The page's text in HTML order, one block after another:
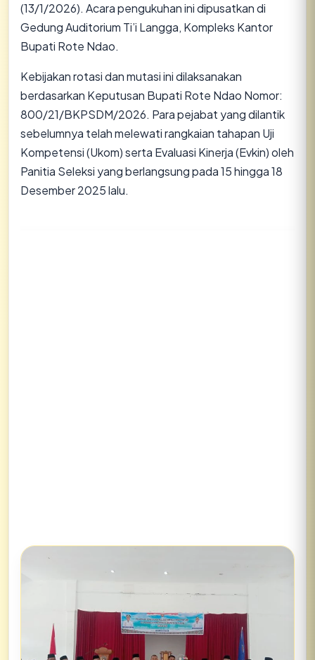
(13/1/2026). Acara pengukuhan ini dipusatkan di
Gedung Auditorium Ti’i Langga, Kompleks Kantor
Bupati Rote Ndao.
​Kebijakan rotasi dan mutasi ini dilaksanakan
berdasarkan Keputusan Bupati Rote Ndao Nomor:
800/21/BKPSDM/2026. Para pejabat yang dilantik
sebelumnya telah melewati rangkaian tahapan Uji
Kompetensi (Ukom) serta Evaluasi Kinerja (Evkin) oleh
Panitia Seleksi yang berlangsung pada 15 hingga 18
Desember 2025 lalu.